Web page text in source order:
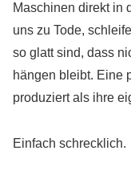
Maschinen direkt in
uns zu Tode,
so glatt sind, dass
hängen bleibt. Eine
produziert als ihre
Einfach schrecklich.